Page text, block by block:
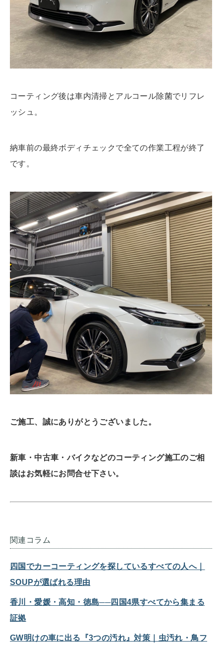
コーティング後は車内清掃とアルコール除菌でリフレ
ッシュ。
納車前の最終ボディチェックで全ての作業工程が終了
です。
ご施工、誠にありがとうございました。
新車・中古車・バイクなどのコーティング施工のご相
談はお気軽にお問合せ下さい。
関連コラム
四国でカーコーティングを探しているすべての人へ｜
SOUPが選ばれる理由
香川・愛媛・高知・徳島──四国4県すべてから集まる
証拠
GW明けの車に出る『3つの汚れ』対策｜虫汚れ・鳥フ